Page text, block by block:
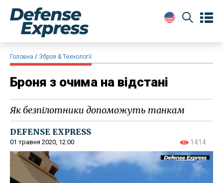
Головна Зброя & Технології
Броня з очима на відстані
Як безпілотники допоможуть танкам
DEFENSE EXPRESS
01 травня 2020, 12:00 1414